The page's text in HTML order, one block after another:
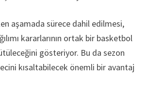
aşamada sürece dahil edilmesi,
kararlarının ortak bir basketbol
gösteriyor. Bu da sezon
kısaltabilecek önemli bir avantaj